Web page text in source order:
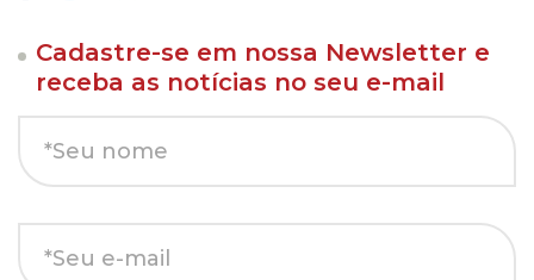
Cadastre-se em nossa Newsletter e
receba as notícias no seu e-mail